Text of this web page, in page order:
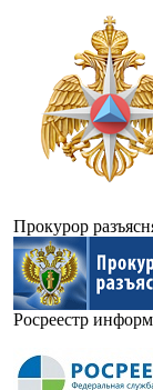
Прокурор
Росреестр